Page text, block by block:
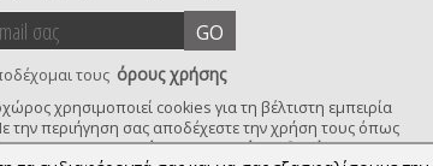
GO
τους όρους χρήσης
χρησιμοποιεί cookies για τη βέλτιστη εμπειρία
την περιήγηση σας αποδέχεστε την χρήση τους όπως
στηνΠροστασία Προσωπικών Δεδομένωνprivacy